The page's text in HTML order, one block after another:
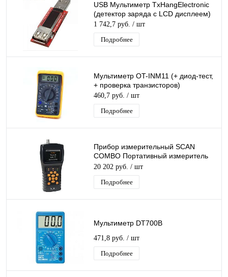
USB Мультиметр TxHangElectronic
(детектор заряда с LCD дисплеем)
1 742,7 руб. / шт
Подробнее
Мультиметр OT-INM11 (+ диод-тест,
+ проверка транзисторов)
460,7 руб. / шт
Подробнее
Прибор измерительный SCAN
COMBO Портативный измеритель
уровня ТЕЛЕВИЗИОННЫХ
СИГНАЛОВ
20 202 руб. / шт
Подробнее
Мультиметр DT700B
471,8 руб. / шт
Подробнее